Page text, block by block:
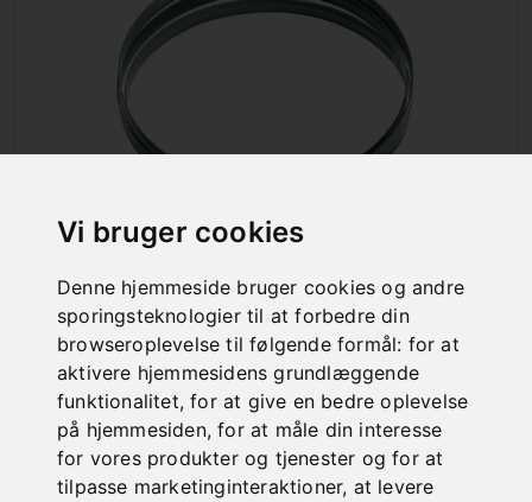
Vi bruger cookies
Denne hjemmeside bruger cookies og andre
sporingsteknologier til at forbedre din
browseroplevelse til følgende formål: for at
aktivere hjemmesidens grundlæggende
funktionalitet,for at give en bedre oplevelse
på hjemmesiden,for at måle din interesse
for vores produkter og tjenester og for at
tilpasse marketinginteraktioner, at levere
BÅNDSAVSKLINGER